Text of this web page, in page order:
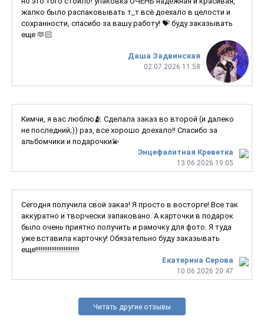
Даша Задвинская
02.07.2026 11:58
жалко было распаковывать т_т всё доехало в целости и
сохранности, спасибо за вашу работу! 💝 буду заказывать
еще 🫶🏻
Энцефалитная Креветка
13.06.2026 19:05
Кимчи, я вас люблю🫂 Сделала заказ во второй (и далеко
не последний;)) раз, все хорошо доехало!! Спасибо за
альбомчики и подарочки💫
Екатерина Серова
10.06.2026 20:47
Сегодня получила свой заказ! Я просто в восторге! Все так
аккуратно и творчески запаковано. А карточки в подарок
было очень приятно получить и рамочку для фото. Я туда
уже вставила карточку! Обязательно буду заказывать
еще!!!!!!!!!!!!!!!!!!!!!!!!!
Читать другие отзывы